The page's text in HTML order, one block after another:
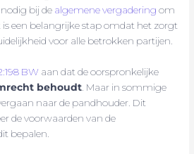
bij de algemene vergadering om
is een belangrijke stap omdat het zorgt
voor alle betrokken partijen.
BW aan dat de oorspronkelijke
behoudt. Maar in sommige
naar de pandhouder. Dit
de voorwaarden van de
bepalen.